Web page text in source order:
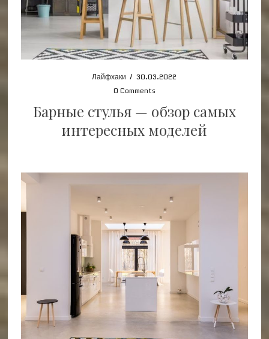
Лайфхаки / 30.03.2022
0 Comments
Барные стулья — обзор самых
интересных моделей